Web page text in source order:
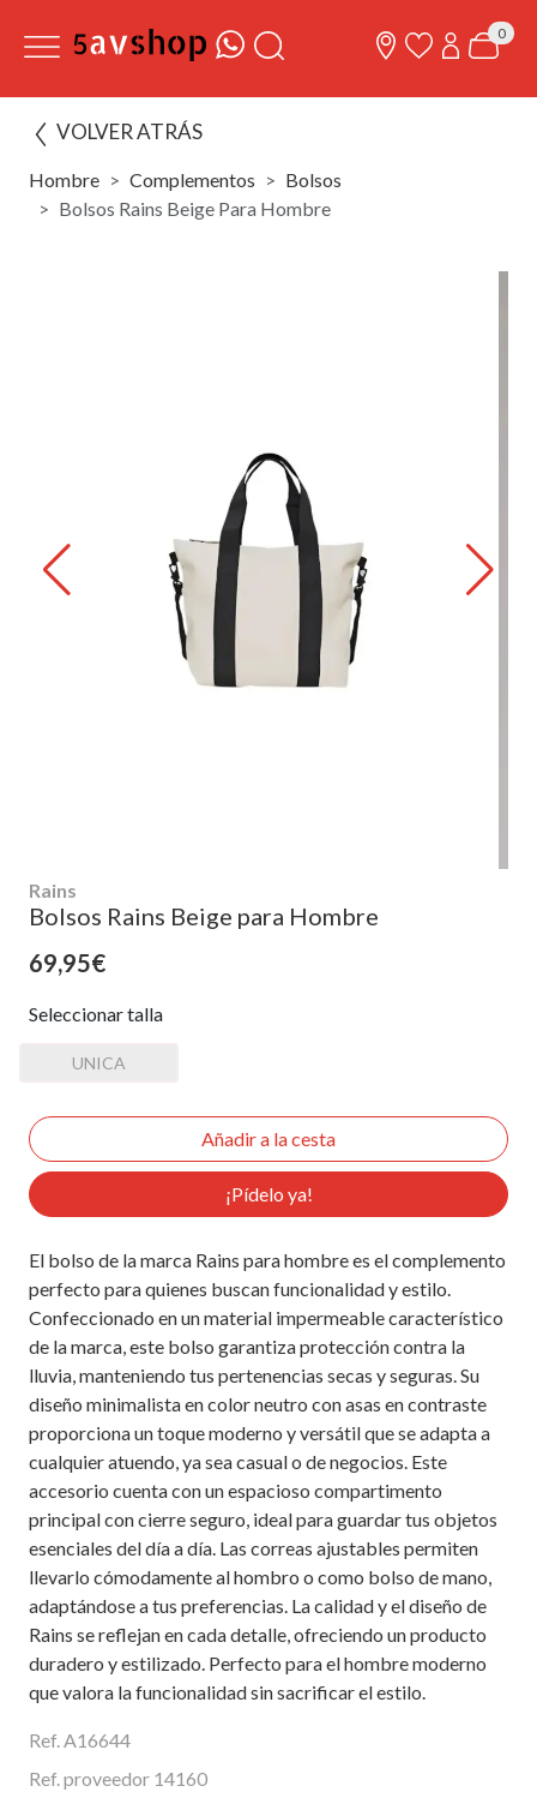
0
VOLVER ATRÁS
Hombre Complementos
Bolsos
Bolsos Rains Beige Para Hombre
Rains
Bolsos Rains Beige para Hombre
69,95€
Seleccionar talla
UNICA
¡Pídelo ya!
El bolso de la marca Rains para hombre es el complemento
perfecto para quienes buscan funcionalidad y estilo.
Confeccionado en un material impermeable característico
de la marca, este bolso garantiza protección contra la
lluvia, manteniendo tus pertenencias secas y seguras. Su
diseño minimalista en color neutro con asas en contraste
proporciona un toque moderno y versátil que se adapta a
cualquier atuendo, ya sea casual o de negocios. Este
accesorio cuenta con un espacioso compartimento
principal con cierre seguro, ideal para guardar tus objetos
esenciales del día a día. Las correas ajustables permiten
llevarlo cómodamente al hombro o como bolso de mano,
adaptándose a tus preferencias. La calidad y el diseño de
Rains se reflejan en cada detalle, ofreciendo un producto
duradero y estilizado. Perfecto para el hombre moderno
que valora la funcionalidad sin sacrificar el estilo.
Ref. A16644
Ref. proveedor 14160